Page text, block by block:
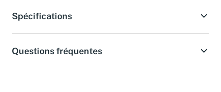
Spécifications
Questions fréquentes